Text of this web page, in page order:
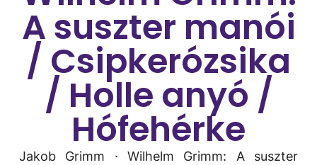
A ​suszter manói
/ Csipkerózsika
/ Holle anyó /
Hófehérke
Jakob Grimm · Wilhelm Grimm: A ​suszter